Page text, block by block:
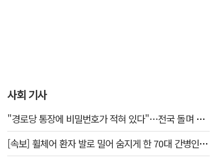
사회 기사
"경로당 통장에 비밀번호가 적혀 있다"…전국 돌며 경로당 13곳 턴 30대 구속
[속보] 휠체어 환자 발로 밀어 숨지게 한 70대 간병인…2심도 집행유예